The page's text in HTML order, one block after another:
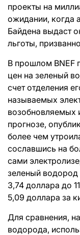
проекты на
ожидании, когда
Байдена выдаст
льготы,
В прошлом BNEF
цен на зеленый
счет отделения
называемых
возобновляемых
прогнозе,
более чем
сославшись на
сами
зеленый водород
3,74 доллара до
5,09 доллара за
Для сравнения,
водорода,